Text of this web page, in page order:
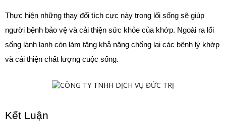
Thực hiện những thay đổi tích cực này trong lối sống sẽ giúp
người bệnh bảo vệ và cải thiện sức khỏe của khớp. Ngoài ra lối
sống lành lạnh còn làm tăng khả năng chống lại các bệnh lý khớp
và cải thiện chất lượng cuộc sống.
Kết Luận